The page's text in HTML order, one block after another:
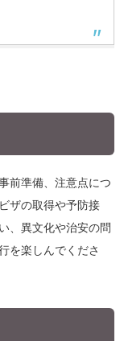
前準備、注意点につ
ザの取得や予防接
、異文化や治安の問
を楽しんでくださ